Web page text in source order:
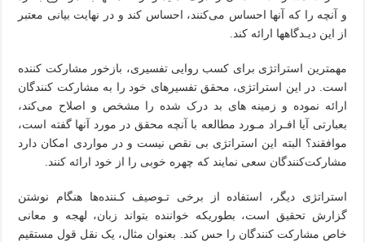
و آنچه‌ را که آنها احساس می‌کنند، احساس کند و در نهایت بیانی معتبر
از این دیـدگاهها ارائه کند.
مهمترین استراتژی برای کسب روایی تفسیری، بازخور مشارکت کننده
است. در‌ این‌ استراتژی، محقق تفسیرهای خود را به مشارکت کنندگان
ارائه نموده و زمینه های بد درک شده را مشخص و اصلاح می‌کند،
بعبارتی آیا افـراد مـورد مطالعه با آنچه محقق در مورد آنها‌ گفته‌ است،
موافقند؟ البته این استراتژی بی نقص نیست و در مواردی امکان دارد
مشارکت‌کنندگان سعی نمایند که چهره خوبی را از خود ارائه کنند
استراتژی دیگر، استفاده از برخی تـوصیف کـننده‌ها‌ هنگام‌ نوشتن
گزارش تحقیق است، بطوریکه خواننده بتواند زبان، لهجه و معانی
خاص مشارکت کنندگان را حس کند. بعنوان مثال، یک نقل قول مستقیم